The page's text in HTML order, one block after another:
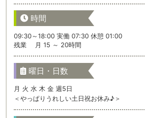
時間
09:30～18:00 実働 07:30 休憩 01:00
残業 月 15 ～ 20時間
曜日・日数
月 火 水 木 金 週5日
＜やっぱりうれしい土日祝お休み♪＞